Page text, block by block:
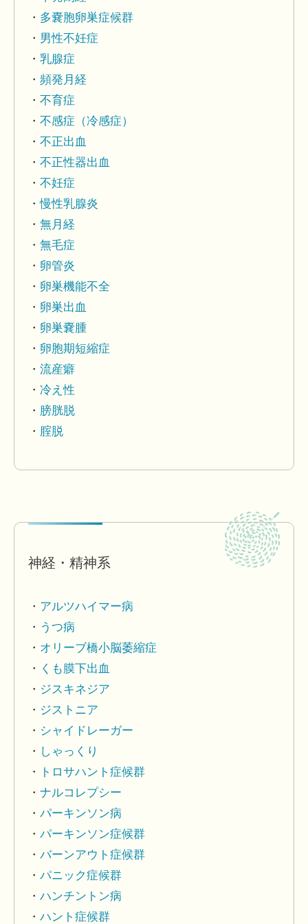
多嚢胞卵巣症候群
男性不妊症
乳腺症
頻発月経
不育症
不感症（冷感症）
不正出血
不正性器出血
不妊症
慢性乳腺炎
無月経
無毛症
卵管炎
卵巣機能不全
卵巣出血
卵巣嚢腫
卵胞期短縮症
流産癖
冷え性
膀胱脱
腟脱
神経・精神系
アルツハイマー病
うつ病
オリーブ橋小脳萎縮症
くも膜下出血
ジスキネジア
ジストニア
シャイドレーガー
しゃっくり
トロサハント症候群
ナルコレプシー
パーキンソン病
パーキンソン症候群
バーンアウト症候群
パニック症候群
ハンチントン病
ハント症候群